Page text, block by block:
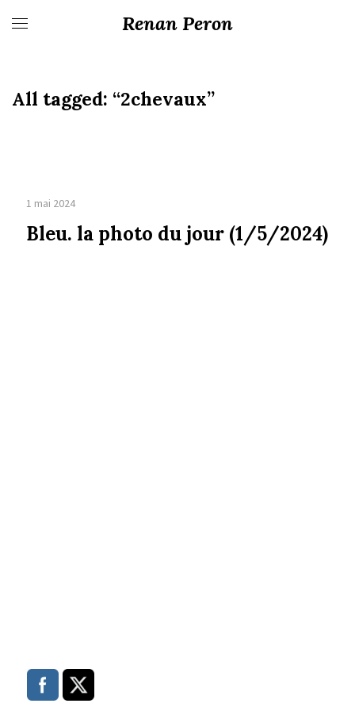
Renan Peron
All tagged: “2chevaux”
1 mai 2024
Bleu. la photo du jour (1/5/2024)